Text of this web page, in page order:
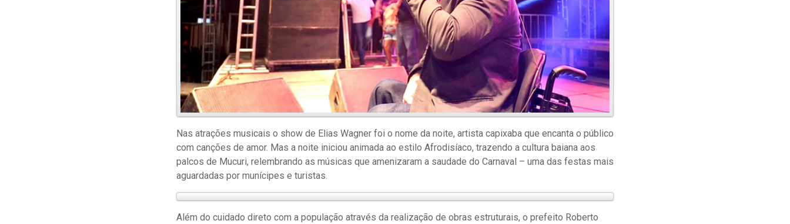
Nas atrações musicais o show de Elias Wagner foi o nome da noite, artista capixaba que encanta o público
com canções de amor. Mas a noite iniciou animada ao estilo Afrodisíaco, trazendo a cultura baiana aos
palcos de Mucuri, relembrando as músicas que amenizaram a saudade do Carnaval – uma das festas mais
aguardadas por munícipes e turistas.
Além do cuidado direto com a população através da realização de obras estruturais, o prefeito Roberto